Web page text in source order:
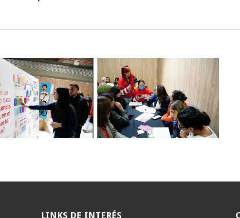
LINKS DE INTERÉS